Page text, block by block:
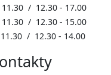
11.30 / 12.30 - 17.00
11.30 / 12.30 - 15.00
/ 12.30 - 14.00